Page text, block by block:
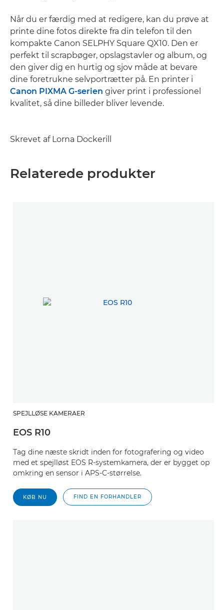
Når du er færdig med at redigere, kan du prøve at
printe dine fotos direkte fra din telefon til den
kompakte Canon SELPHY Square QX10. Den er
perfekt til scrapbøger, opslagstavler og album, og
den giver dig en hurtig og sjov måde at bevare
dine foretrukne selvportrætter på. En printer i
Canon PIXMA G-serien giver print i professionel
kvalitet, så dine billeder bliver levende.
Skrevet af Lorna Dockerill
Relaterede produkter
SPEJLLØSE KAMERAER
EOS R10
Tag dine næste skridt inden for fotografering og video
med et spejlløst EOS R-systemkamera, der er bygget op
omkring en sensor i APS-C-størrelse.
KØB NU FIND EN FORHANDLER